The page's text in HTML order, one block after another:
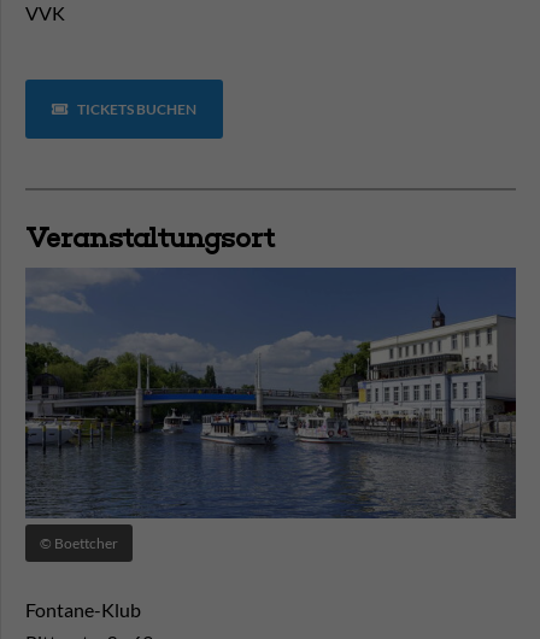
VVK
TICKETS BUCHEN
Veranstaltungsort
© Boettcher
Fontane-Klub